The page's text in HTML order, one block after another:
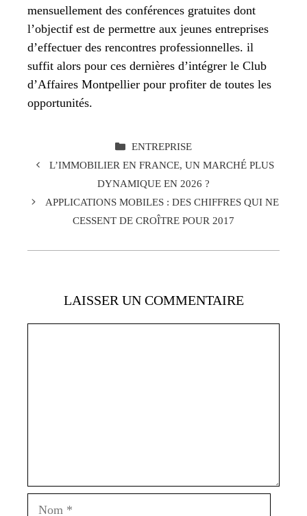
mensuellement des conférences gratuites dont
l’objectif est de permettre aux jeunes entreprises
d’effectuer des rencontres professionnelles. il
suffit alors pour ces dernières d’intégrer le Club
d’Affaires Montpellier pour profiter de toutes les
opportunités.
CATÉGORIES
ENTREPRISE
L’IMMOBILIER EN FRANCE, UN MARCHÉ PLUS
DYNAMIQUE EN 2026 ?
APPLICATIONS MOBILES : DES CHIFFRES QUI NE
CESSENT DE CROÎTRE POUR 2017
LAISSER UN COMMENTAIRE